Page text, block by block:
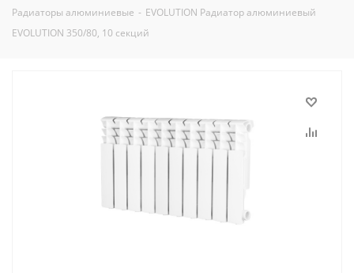
Радиаторы алюминиевые - EVOLUTION Радиатор алюминиевый
EVOLUTION 350/80, 10 секций